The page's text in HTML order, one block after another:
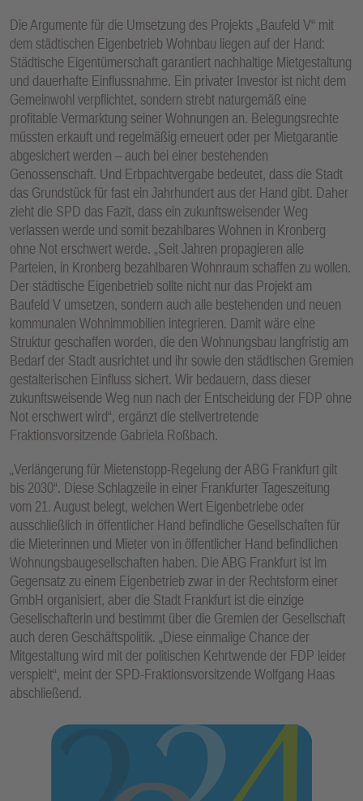
Die Argumente für die Umsetzung des Projekts „Baufeld V“ mit
dem städtischen Eigenbetrieb Wohnbau liegen auf der Hand:
Städtische Eigentümerschaft garantiert nachhaltige Mietgestaltung
und dauerhafte Einflussnahme. Ein privater Investor ist nicht dem
Gemeinwohl verpflichtet, sondern strebt naturgemäß eine
profitable Vermarktung seiner Wohnungen an. Belegungsrechte
müssten erkauft und regelmäßig erneuert oder per Mietgarantie
abgesichert werden – auch bei einer bestehenden
Genossenschaft. Und Erbpachtvergabe bedeutet, dass die Stadt
das Grundstück für fast ein Jahrhundert aus der Hand gibt. Daher
zieht die SPD das Fazit, dass ein zukunftsweisender Weg
verlassen werde und somit bezahlbares Wohnen in Kronberg
ohne Not erschwert werde. „Seit Jahren propagieren alle
Parteien, in Kronberg bezahlbaren Wohnraum schaffen zu wollen.
Der städtische Eigenbetrieb sollte nicht nur das Projekt am
Baufeld V umsetzen, sondern auch alle bestehenden und neuen
kommunalen Wohnimmobilien integrieren. Damit wäre eine
Struktur geschaffen worden, die den Wohnungsbau langfristig am
Bedarf der Stadt ausrichtet und ihr sowie den städtischen Gremien
gestalterischen Einfluss sichert. Wir bedauern, dass dieser
zukunftsweisende Weg nun nach der Entscheidung der FDP ohne
Not erschwert wird“, ergänzt die stellvertretende
Fraktionsvorsitzende Gabriela Roßbach.
„Verlängerung für Mietenstopp-Regelung der ABG Frankfurt gilt
bis 2030“. Diese Schlagzeile in einer Frankfurter Tageszeitung
vom 21. August belegt, welchen Wert Eigenbetriebe oder
ausschließlich in öffentlicher Hand befindliche Gesellschaften für
die Mieterinnen und Mieter von in öffentlicher Hand befindlichen
Wohnungsbaugesellschaften haben. Die ABG Frankfurt ist im
Gegensatz zu einem Eigenbetrieb zwar in der Rechtsform einer
GmbH organisiert, aber die Stadt Frankfurt ist die einzige
Gesellschafterin und bestimmt über die Gremien der Gesellschaft
auch deren Geschäftspolitik. „Diese einmalige Chance der
Mitgestaltung wird mit der politischen Kehrtwende der FDP leider
verspielt“, meint der SPD-Fraktionsvorsitzende Wolfgang Haas
abschließend.